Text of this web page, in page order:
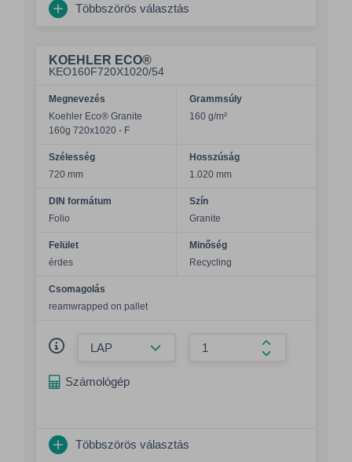
Többszörös választás
KOEHLER ECO®
KEO160F720X1020/54
Megnevezés
Koehler Eco® Granite
160g 720x1020 - F
Grammsúly
160 g/m²
Szélesség
720 mm
Hosszúság
1.020 mm
DIN formátum
Folio
Szín
Granite
Felület
érdes
Minőség
Recycling
Csomagolás
reamwrapped on pallet
Összeg
Számológép
Többszörös választás